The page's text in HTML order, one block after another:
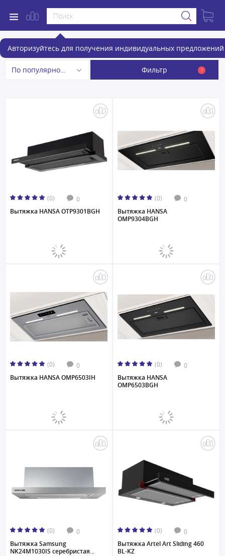
Авторизуйтесь для получения индивидуальных предложений
Вытяжки Встраиваемая
По популярности Фильтр 1
(0) 0
Вытяжка HANSA OTP9301BGH
(0) 0
Вытяжка HANSA
OMP9304BGH
(0) 0
Вытяжка HANSA OMP6503IH
(0) 0
Вытяжка HANSA
OMP6503BGH
(0) 0
Вытяжка Samsung
NK24M1030IS серебристая...
(0) 0
Вытяжка Artel Art Sliding 460
BL-KZ